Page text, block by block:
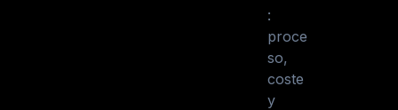
:
proce
so,
coste
y